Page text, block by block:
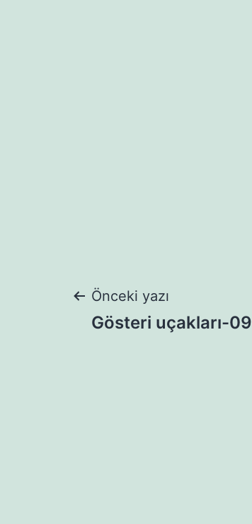
Yazı
Önceki yazı
Gösteri uçakları-09